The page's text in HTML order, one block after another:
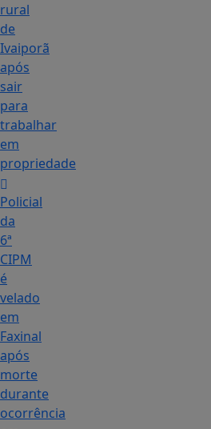
rural
de
Ivaiporã
após
sair
para
trabalhar
em
propriedade
Policial
da
6ª
CIPM
é
velado
em
Faxinal
após
morte
durante
ocorrência